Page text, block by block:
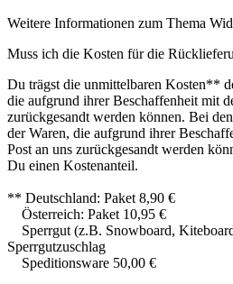
Weitere Informationen zum Thema
Muss ich die Kosten für die
Du trägst die unmittelbaren Kosten**
die aufgrund ihrer Beschaffenheit mit
zurückgesandt werden können. Bei
der Waren, die aufgrund ihrer
Post an uns zurückgesandt werden
Du einen Kostenanteil.
** Deutschland: Paket 8,90 €
Österreich: Paket 10,95 €
Sperrgut (z.B. Snowboard,
Sperrgutzuschlag
Speditionsware 50,00 €